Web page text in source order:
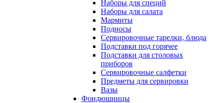
Наборы для специй
Наборы для салата
Мармиты
Подносы
Сервировочные тарелки, блюда
Подставки под горячее
Подставки для столовых
приборов
Сервировочные салфетки
Предметы для сервировки
Вазы
Фондюшницы